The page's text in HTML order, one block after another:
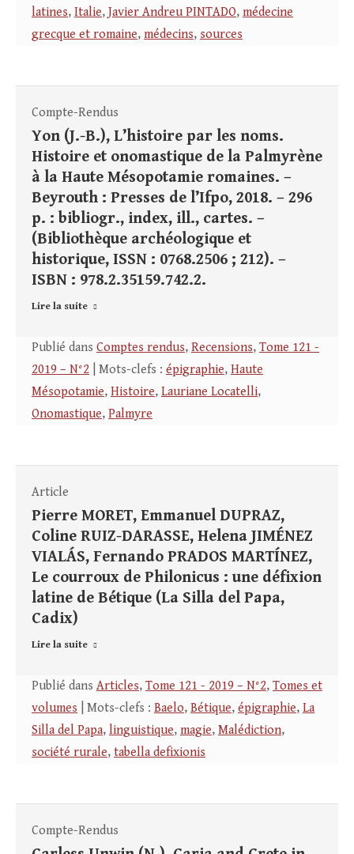
latines, Italie, Javier Andreu PINTADO, médecine
grecque et romaine, médecins, sources
Compte-Rendus
Yon (J.-B.), L’histoire par les noms.
Histoire et onomastique de la Palmyrène
à la Haute Mésopotamie romaines. –
Beyrouth : Presses de l’Ifpo, 2018. – 296
p. : bibliogr., index, ill., cartes. –
(Bibliothèque archéologique et
historique, ISSN : 0768.2506 ; 212). –
ISBN : 978.2.35159.742.2.
Lire la suite
Publié dans Comptes rendus, Recensions, Tome 121 -
2019 – N°2 | Mots-clefs : épigraphie, Haute
Mésopotamie, Histoire, Lauriane Locatelli,
Onomastique, Palmyre
Article
Pierre MORET, Emmanuel DUPRAZ,
Coline RUIZ-DARASSE, Helena JIMÉNEZ
VIALÁS, Fernando PRADOS MARTÍNEZ,
Le courroux de Philonicus : une défixion
latine de Bétique (La Silla del Papa,
Cadix)
Lire la suite
Publié dans Articles, Tome 121 - 2019 – N°2, Tomes et
volumes | Mots-clefs : Baelo, Bétique, épigraphie, La
Silla del Papa, linguistique, magie, Malédiction,
société rurale, tabella defixionis
Compte-Rendus